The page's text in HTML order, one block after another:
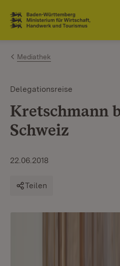
Zum Inhalt springen
Link zur Startseite
Mediathek
Delegationsreise
Kretschmann
Schweiz
22.06.2018
Teilen